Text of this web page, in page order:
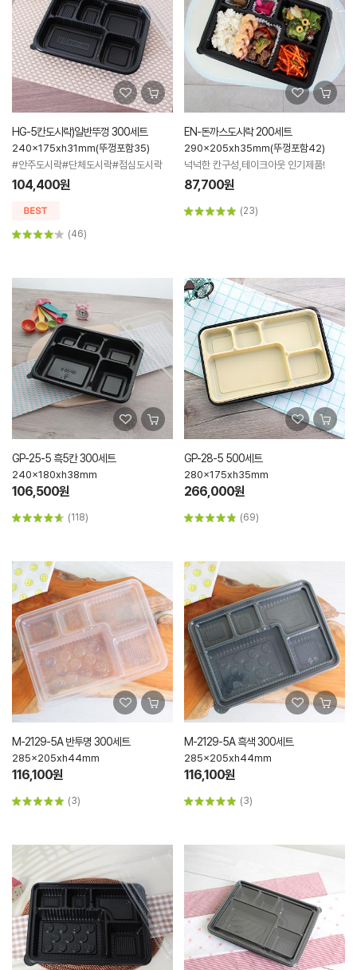
HG-5칸도시락)일반뚜껑 300세트
240x175xh31mm(뚜껑포함35)
#안주도시락#단체도시락#점심도시락
104,400원
(46)
EN-돈까스도시락 200세트
290x205xh35mm(뚜껑포함42)
넉넉한 칸구성,테이크아웃 인기제품!
87,700원
(23)
GP-25-5 흑5칸 300세트
240x180xh38mm
106,500원
(118)
GP-28-5 500세트
280x175xh35mm
266,000원
(69)
M-2129-5A 반투명 300세트
285x205xh44mm
116,100원
(3)
M-2129-5A 흑색 300세트
285x205xh44mm
116,100원
(3)